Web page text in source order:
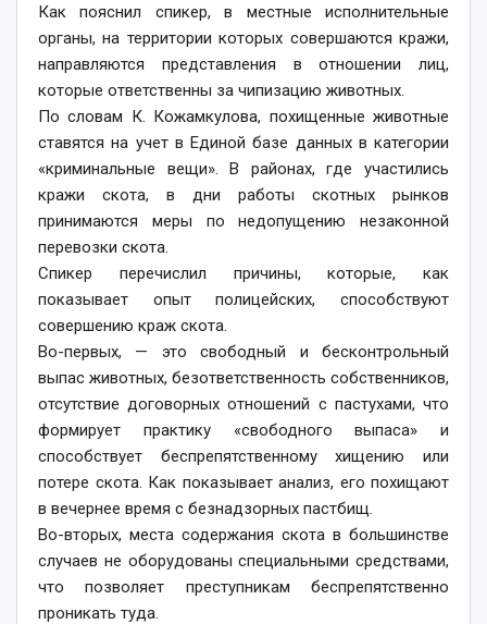
Как пояснил спикер, в местные исполнительные
органы, на территории которых совершаются кражи,
направляются представления в отношении лиц,
которые ответственны за чипизацию животных.
По словам К. Кожамкулова, похищенные животные
ставятся на учет в Единой базе данных в категории
«криминальные вещи». В районах, где участились
кражи скота, в дни работы скотных рынков
принимаются меры по недопущению незаконной
перевозки скота.
Спикер перечислил причины, которые, как
показывает опыт полицейских, способствуют
совершению краж скота.
Во-первых, — это свободный и бесконтрольный
выпас животных, безответственность собственников,
отсутствие договорных отношений с пастухами, что
формирует практику «свободного выпаса» и
способствует беспрепятственному хищению или
потере скота. Как показывает анализ, его похищают
в вечернее время с безнадзорных пастбищ.
Во-вторых, места содержания скота в большинстве
случаев не оборудованы специальными средствами,
что позволяет преступникам беспрепятственно
проникать туда.